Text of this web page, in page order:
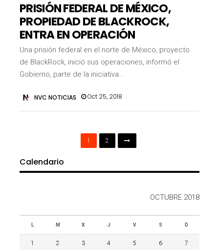
PRISIÓN FEDERAL DE MÉXICO,
PROPIEDAD DE BLACKROCK,
ENTRA EN OPERACIÓN
Una prisión federal en el norte de México, proyecto
de BlackRock, inició sus operaciones, informó el
Gobierno, parte de la iniciativa…
NVC NOTICIAS Oct 25, 2018
1 2
Calendario
OCTUBRE 2018
L M X J V S D
1 2 3 4 5 6 7